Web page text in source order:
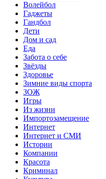
Волейбол
Гаджеты
Гандбол
Дети
Дом и сад
Еда
Забота о себе
Звёзды
Здоровье
Зимние виды спорта
ЗОЖ
Игры
Из жизни
Импортозамещение
Интернет
Интернет и СМИ
Истории
Компании
Красота
Криминал